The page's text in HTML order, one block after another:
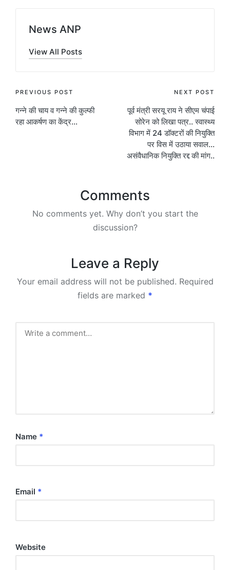
News ANP
View All Posts
Post
navigation
PREVIOUS POST
गन्ने की चाय व गन्ने की कुल्फी
रहा आकर्षण का केंद्र…
NEXT POST
पूर्व मंत्री सरयू राय ने सीएम चंपाई
सोरेन को लिखा पत्र.. स्वास्थ्य
विभाग में 24 डॉक्टरों की नियुक्ति
पर विस में उठाया सवाल…
असंवैधानिक नियुक्ति रद्द की मांग..
Comments
No comments yet. Why don’t you start the
discussion?
Leave a Reply
Your email address will not be published. Required
fields are marked *
Name *
Email *
Website